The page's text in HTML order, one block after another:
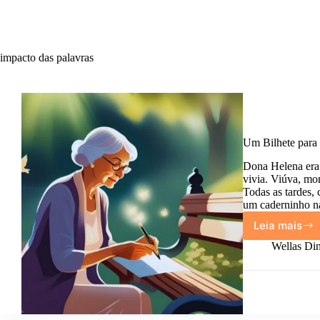
impacto das palavras
Um Bilhete para
Dona Helena
vivia. Viúva,
Todas as tardes,
um caderninho
Leia mais
Um
Bilhete
Você.
Wellas